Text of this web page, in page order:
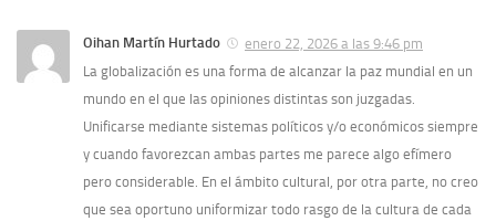
Oihan Martín Hurtado
enero 22, 2026 a las 9:46 pm
La globalización es una forma de alcanzar la paz mundial en un
mundo en el que las opiniones distintas son juzgadas.
Unificarse mediante sistemas políticos y/o económicos siempre
y cuando favorezcan ambas partes me parece algo efímero
pero considerable. En el ámbito cultural, por otra parte, no creo
que sea oportuno uniformizar todo rasgo de la cultura de cada